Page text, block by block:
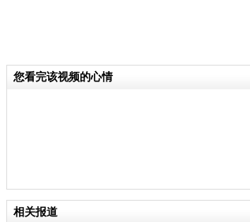
您看完该视频的心情
相关报道